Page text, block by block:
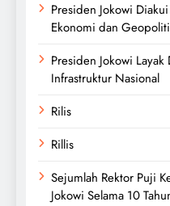
Presiden Jokowi
Ekonomi dan
Presiden Jokowi
Infrastruktur Nasional
Rilis
Rillis
Sejumlah Rektor Puji
Jokowi Selama 10